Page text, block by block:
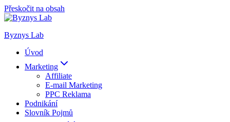
Přeskočit na obsah
Byznys Lab
Úvod
Marketing
Affiliate
E-mail Marketing
PPC Reklama
Podnikání
Slovník Pojmů